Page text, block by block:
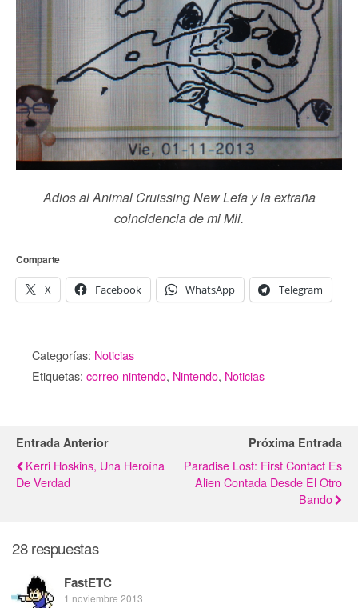
Adios al Animal Cruissing New Lefa y la extraña
coincidencia de mi Mii.
Comparte
X Facebook WhatsApp Telegram
Categorías: Noticias
Etiquetas: correo nintendo, Nintendo, Noticias
Entrada Anterior
Kerri Hoskins, Una Heroína
De Verdad
Próxima Entrada
Paradise Lost: First Contact Es
Alien Contada Desde El Otro
Bando
28 respuestas
FastETC
1 noviembre 2013